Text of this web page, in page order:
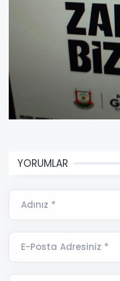
YORUMLAR
Adınız *
E-Posta Adresiniz *